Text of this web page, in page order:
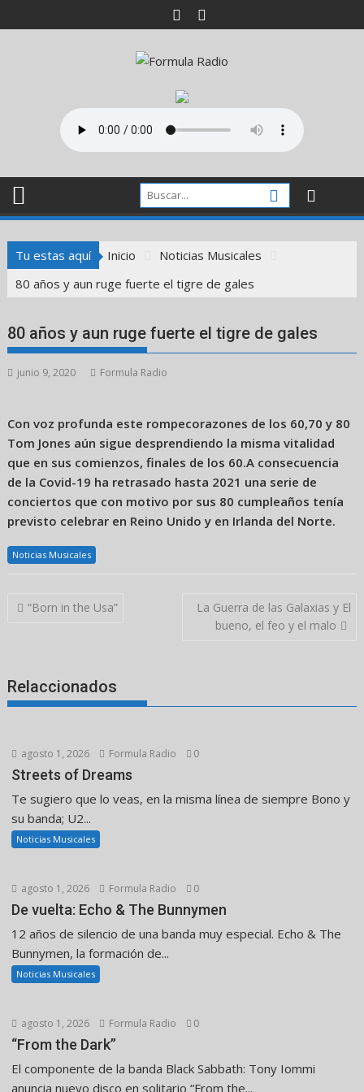
al
Tu estas aquí Inicio
Noticias Musicales
80 años y aun ruge fuerte el tigre de gales
80 años y aun ruge fuerte el tigre de gales
junio 9, 2020 Formula Radio
Con voz profunda este rompecorazones de los 60,70 y 80
Tom Jones aún sigue desprendiendo la misma vitalidad
que en sus comienzos, finales de los 60.A consecuencia
de la Covid-19 ha retrasado hasta 2021 una serie de
conciertos que con motivo por sus 80 cumpleaños tenía
previsto celebrar en Reino Unido y en Irlanda del Norte.
Noticias Musicales
Navegación
“Born in the Usa”
La Guerra de las Galaxias y El
bueno, el feo y el malo
Relaccionados
agosto 1, 2026 Formula Radio 0
Streets of Dreams
Te sugiero que lo veas, en la misma línea de siempre Bono y
su banda; U2...
Noticias Musicales
agosto 1, 2026 Formula Radio 0
De vuelta: Echo & The Bunnymen
12 años de silencio de una banda muy especial. Echo & The
Bunnymen, la formación de...
Noticias Musicales
agosto 1, 2026 Formula Radio 0
“From the Dark”
El componente de la banda Black Sabbath: Tony Iommi
anuncia nuevo disco en solitario “From the...